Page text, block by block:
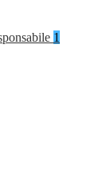
1